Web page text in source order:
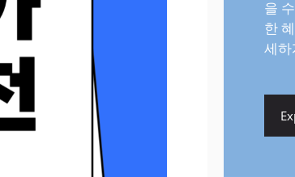
을
한
세하